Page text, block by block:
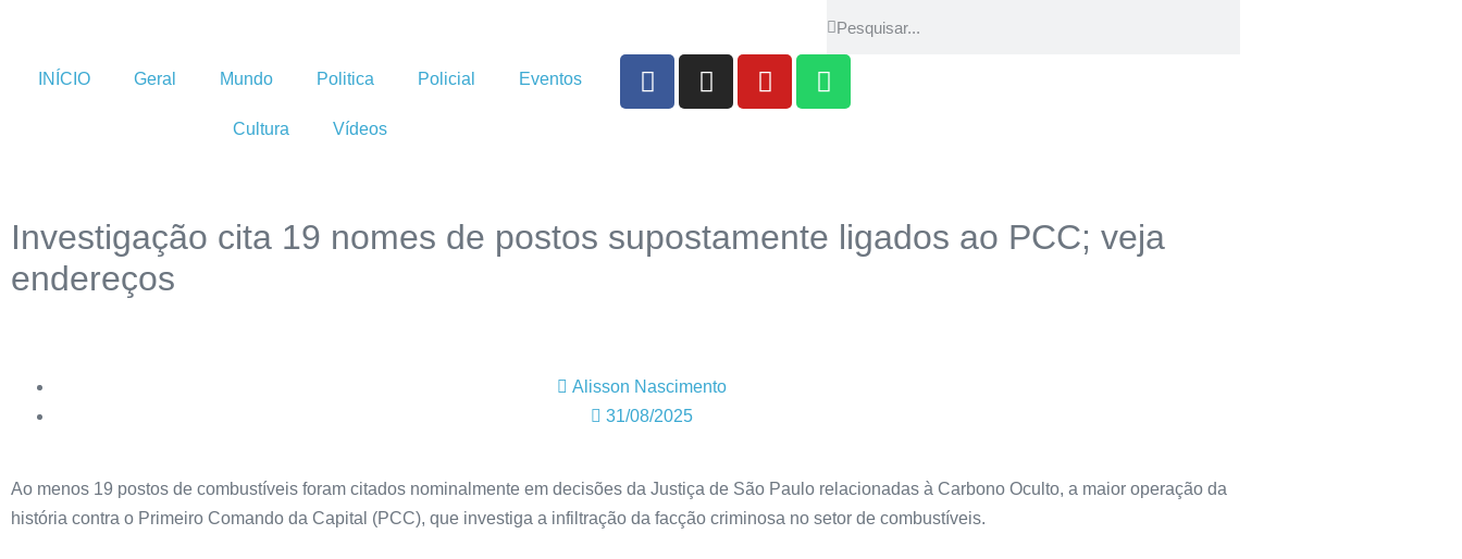
INÍCIO Geral Mundo Politica Policial Eventos
Cultura Vídeos
Investigação cita 19 nomes de postos supostamente ligados ao PCC; veja
endereços
Alisson Nascimento
31/08/2025
Ao menos 19 postos de combustíveis foram citados nominalmente em decisões da Justiça de São Paulo relacionadas à Carbono Oculto, a maior operação da
história contra o Primeiro Comando da Capital (PCC), que investiga a infiltração da facção criminosa no setor de combustíveis.